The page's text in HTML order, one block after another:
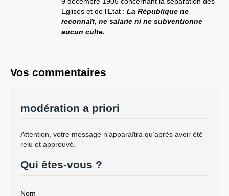
Eglises et de l’Etat : La République ne
reconnaît, ne salarie ni ne subventionne
aucun culte.
Vos commentaires
modération a priori
Attention, votre message n’apparaîtra qu’après avoir été
relu et approuvé.
Qui êtes-vous ?
Nom